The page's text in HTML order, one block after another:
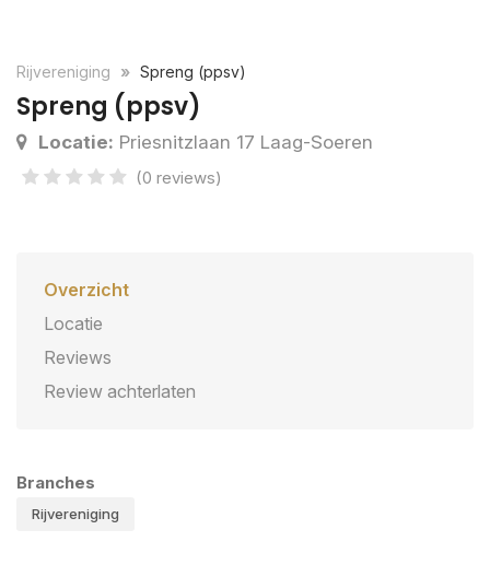
Rijvereniging Spreng (ppsv)
Spreng (ppsv)
Locatie: Priesnitzlaan 17 Laag-Soeren
(0 reviews)
Overzicht
Locatie
Reviews
Review achterlaten
Branches
Rijvereniging